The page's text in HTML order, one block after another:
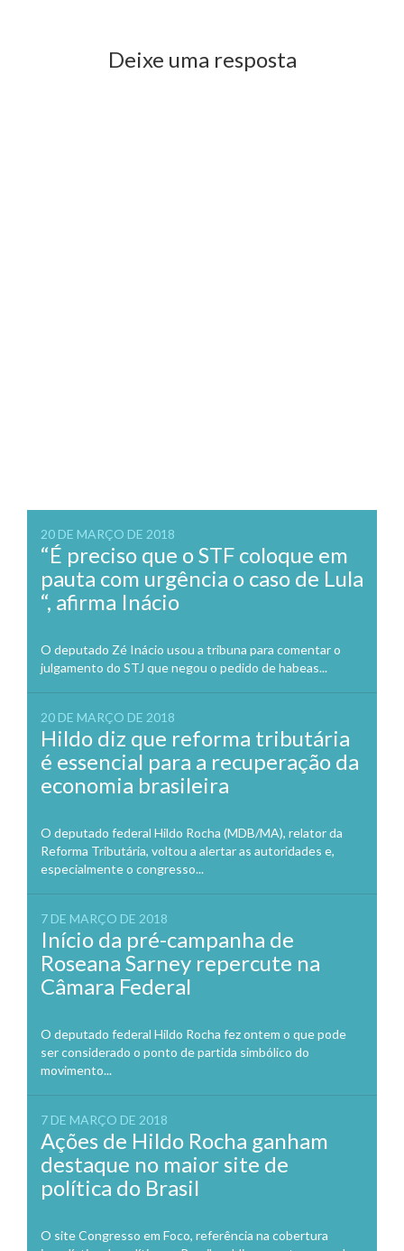
Deixe uma resposta
20 DE MARÇO DE 2018
“É preciso que o STF coloque em
pauta com urgência o caso de Lula
“, afirma Inácio
O deputado Zé Inácio usou a tribuna para comentar o
julgamento do STJ que negou o pedido de habeas...
20 DE MARÇO DE 2018
Hildo diz que reforma tributária
é essencial para a recuperação da
economia brasileira
O deputado federal Hildo Rocha (MDB/MA), relator da
Reforma Tributária, voltou a alertar as autoridades e,
especialmente o congresso...
7 DE MARÇO DE 2018
Início da pré-campanha de
Roseana Sarney repercute na
Câmara Federal
O deputado federal Hildo Rocha fez ontem o que pode
ser considerado o ponto de partida simbólico do
movimento...
7 DE MARÇO DE 2018
Ações de Hildo Rocha ganham
destaque no maior site de
política do Brasil
O site Congresso em Foco, referência na cobertura